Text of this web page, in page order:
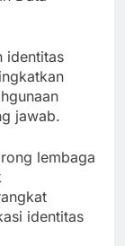
identitas
jawab.
lembaga
identitas